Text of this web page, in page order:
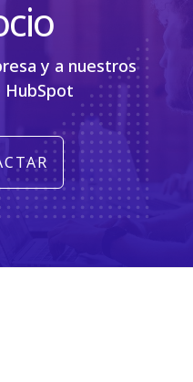
y a nuestros